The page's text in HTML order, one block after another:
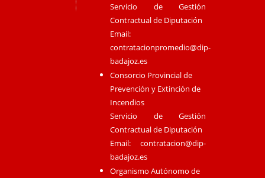
Servicio de Gestión
Contractual de Diputación
Email:
contratacionpromedio@dip-
badajoz.es
Consorcio Provincial de
Prevención y Extinción de
Incendios
Servicio de Gestión
Contractual de Diputación
Email:contratacion@dip-
badajoz.es
Organismo Autónomo de